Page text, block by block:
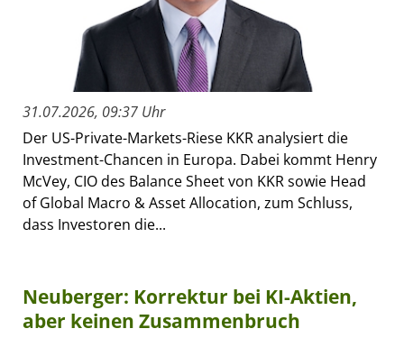
31.07.2026, 09:37 Uhr
Der US-Private-Markets-Riese KKR analysiert die
Investment-Chancen in Europa. Dabei kommt Henry
McVey, CIO des Balance Sheet von KKR sowie Head
of Global Macro & Asset Allocation, zum Schluss,
dass Investoren die...
Neuberger: Korrektur bei KI-Aktien,
aber keinen Zusammenbruch